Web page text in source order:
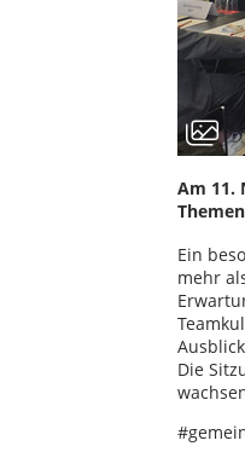
Am 11.
Ein
mehr
Die